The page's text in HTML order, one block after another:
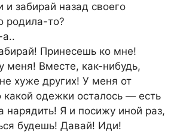
забирай назад своего
родила-то?
Принесешь ко мне!
меня! Вместе, как-нибудь,
хуже других! У меня от
какой одежки осталось — есть
нарядить! Я и посижу иной раз,
будешь! Давай! Иди!